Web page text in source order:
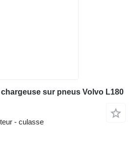
sur pneus Volvo L180
- culasse